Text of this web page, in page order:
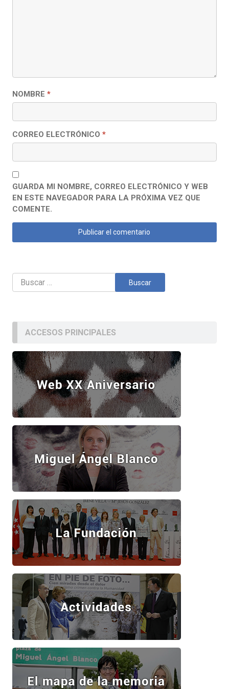
NOMBRE *
CORREO ELECTRÓNICO *
GUARDA MI NOMBRE, CORREO ELECTRÓNICO Y WEB
EN ESTE NAVEGADOR PARA LA PRÓXIMA VEZ QUE
COMENTE.
Buscar:
ACCESOS PRINCIPALES